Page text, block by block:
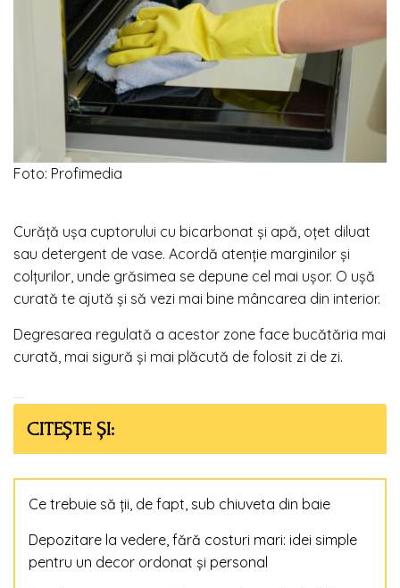
Foto: Profimedia
Curăță ușa cuptorului cu bicarbonat și apă, oțet diluat
sau detergent de vase. Acordă atenție marginilor și
colțurilor, unde grăsimea se depune cel mai ușor. O ușă
curată te ajută și să vezi mai bine mâncarea din interior.
Degresarea regulată a acestor zone face bucătăria mai
curată, mai sigură și mai plăcută de folosit zi de zi.
CITEȘTE ȘI:
Ce trebuie să ții, de fapt, sub chiuveta din baie
Depozitare la vedere, fără costuri mari: idei simple
pentru un decor ordonat și personal